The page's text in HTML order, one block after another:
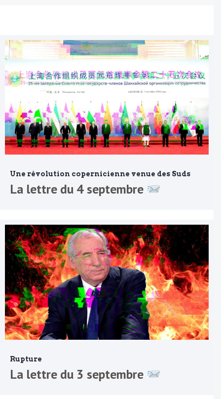
Une révolution copernicienne venue des Suds
La lettre du 4 septembre
Rupture
La lettre du 3 septembre